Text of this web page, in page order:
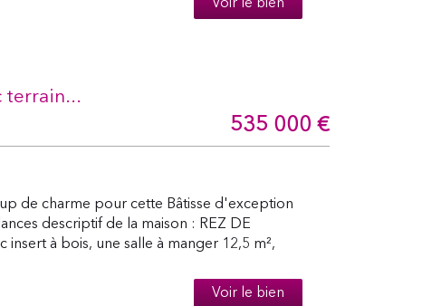
Voir le bien
terrain...
535 000 €
de charme pour cette Bâtisse d'exception
descriptif de la maison : REZ DE
insert à bois, une salle à manger 12,5 m²,
Voir le bien